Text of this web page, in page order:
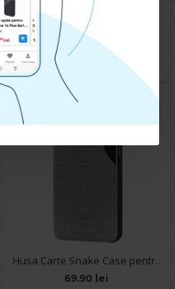
59.90 lei
CUMPARA
Husa Carte Snake Case pentru Huawei Nova Y90 - Gri
69.90 lei